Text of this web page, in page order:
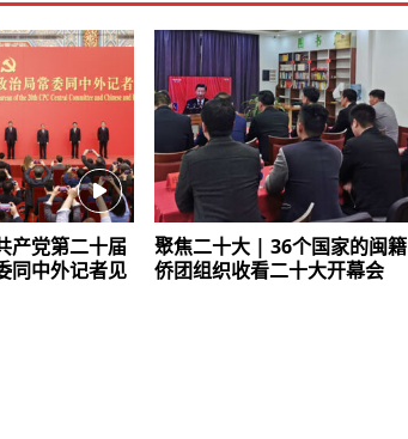
产党第二十届
同中外记者见
聚焦二十大 | 36个国家的闽籍
侨团组织收看二十大开幕会